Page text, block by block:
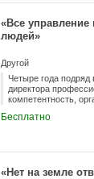
«Все управление
людей»
Другой
Четыре года подряд
директора
компетентность,
профессиональной
Бесплатно
«Нет на земле